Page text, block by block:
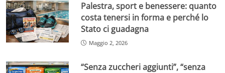
Palestra, sport e benessere: quanto
costa tenersi in forma e perché lo
Stato ci guadagna
Maggio 2, 2026
“Senza zuccheri aggiunti”, “senza